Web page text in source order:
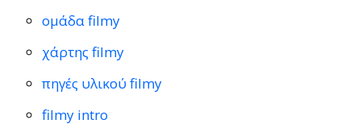
ομάδα filmy
χάρτης filmy
πηγές υλικού filmy
filmy intro